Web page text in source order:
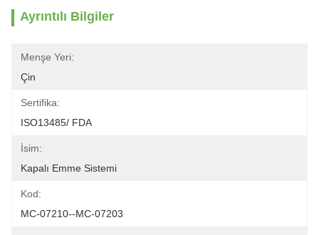
Ayrıntılı Bilgiler
Menşe Yeri:
Çin
Sertifika:
ISO13485/ FDA
İsim:
Kapalı Emme Sistemi
Kod:
MC-07210--MC-07203